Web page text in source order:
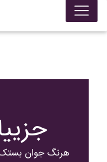
هرنگ جوان بستک